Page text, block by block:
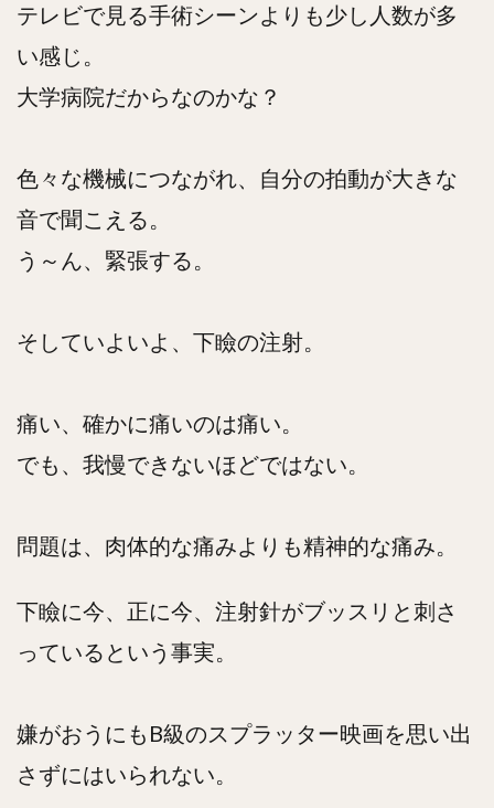
テレビで見る手術シーンよりも少し人数が多
い感じ。
大学病院だからなのかな？
色々な機械につながれ、自分の拍動が大きな
音で聞こえる。
う～ん、緊張する。
そしていよいよ、下瞼の注射。
痛い、確かに痛いのは痛い。
でも、我慢できないほどではない。
問題は、肉体的な痛みよりも精神的な痛み。
下瞼に今、正に今、注射針がブッスリと刺さ
っているという事実。
嫌がおうにもB級のスプラッター映画を思い出
さずにはいられない。